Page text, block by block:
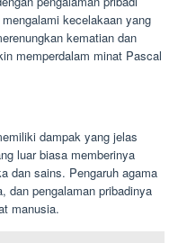
kecelakaan yang
kematian dan
memperdalam minat Pascal
dampak yang jelas
luar biasa memberinya
dan sains. Pengaruh agama
dan pengalaman pribadinya
manusia.